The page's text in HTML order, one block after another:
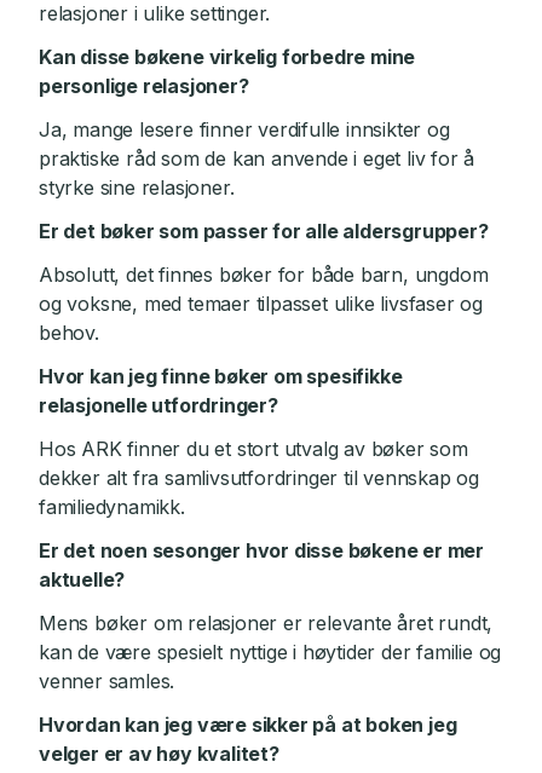
relasjoner i ulike settinger.
Kan disse bøkene virkelig forbedre mine
personlige relasjoner?
Ja, mange lesere finner verdifulle innsikter og
praktiske råd som de kan anvende i eget liv for å
styrke sine relasjoner.
Er det bøker som passer for alle aldersgrupper?
Absolutt, det finnes bøker for både barn, ungdom
og voksne, med temaer tilpasset ulike livsfaser og
behov.
Hvor kan jeg finne bøker om spesifikke
relasjonelle utfordringer?
Hos ARK finner du et stort utvalg av bøker som
dekker alt fra samlivsutfordringer til vennskap og
familiedynamikk.
Er det noen sesonger hvor disse bøkene er mer
aktuelle?
Mens bøker om relasjoner er relevante året rundt,
kan de være spesielt nyttige i høytider der familie og
venner samles.
Hvordan kan jeg være sikker på at boken jeg
velger er av høy kvalitet?